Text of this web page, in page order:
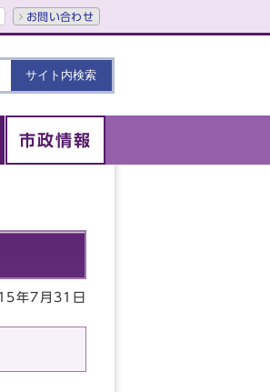
お問い合わせ
市政情報
年7月31日